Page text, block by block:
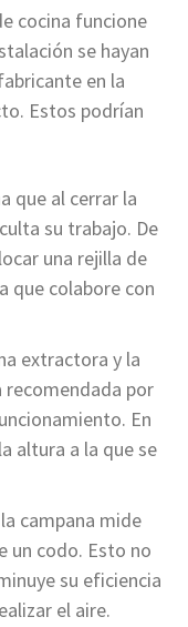
cocina funcione
se hayan
en la
Estos podrían
que al cerrar la
su trabajo. De
una rejilla de
que colabore con
extractora y la
recomendada por
En
altura a la que se
campana mide
un codo. Esto no
su eficiencia
el aire.